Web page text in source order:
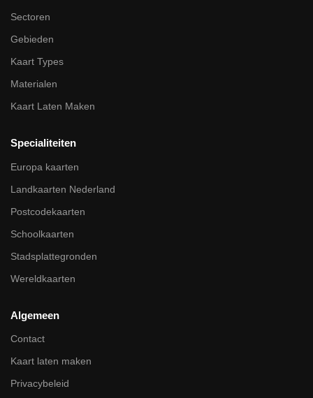
Sectoren
Gebieden
Kaart Types
Materialen
Kaart Laten Maken
Specialiteiten
Europa kaarten
Landkaarten Nederland
Postcodekaarten
Schoolkaarten
Stadsplattegronden
Wereldkaarten
Algemeen
Contact
Kaart laten maken
Privacybeleid